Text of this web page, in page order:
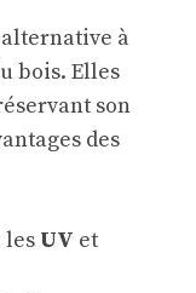
à
bois. Elles
son
des
les UV et